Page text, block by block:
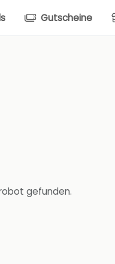
Gutscheine
gefunden.